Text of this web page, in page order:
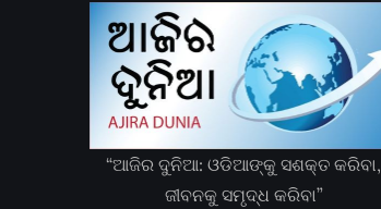
“ଆଜିର ଦୁନିଆ: ଓଡିଆଙ୍କୁ ସଶକ୍ତ କରିବା,
ଜୀବନକୁ ସମୃଦ୍ଧ କରିବା”